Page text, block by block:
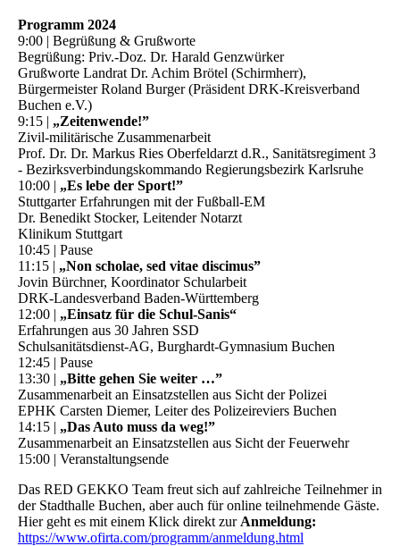
Programm 2024
9:00 | Begrüßung & Grußworte
Begrüßung: Priv.-Doz. Dr. Harald Genzwürker
Grußworte Landrat Dr. Achim Brötel (Schirmherr),
Bürgermeister Roland Burger (Präsident DRK-Kreisverband
Buchen e.V.)
9:15 | „Zeitenwende!”
Zivil-militärische Zusammenarbeit
Prof. Dr. Dr. Markus Ries Oberfeldarzt d.R., Sanitätsregiment 3
- Bezirksverbindungskommando Regierungsbezirk Karlsruhe
10:00 | „Es lebe der Sport!”
Stuttgarter Erfahrungen mit der Fußball-EM
Dr. Benedikt Stocker, Leitender Notarzt
Klinikum Stuttgart
10:45 | Pause
11:15 | „Non scholae, sed vitae discimus”
Jovin Bürchner, Koordinator Schularbeit
DRK-Landesverband Baden-Württemberg
12:00 | „Einsatz für die Schul-Sanis“
Erfahrungen aus 30 Jahren SSD
Schulsanitätsdienst-AG, Burghardt-Gymnasium Buchen
12:45 | Pause
13:30 | „Bitte gehen Sie weiter …”
Zusammenarbeit an Einsatzstellen aus Sicht der Polizei
EPHK Carsten Diemer, Leiter des Polizeireviers Buchen
14:15 | „Das Auto muss da weg!”
Zusammenarbeit an Einsatzstellen aus Sicht der Feuerwehr
15:00 | Veranstaltungsende
Das RED GEKKO Team freut sich auf zahlreiche Teilnehmer in
der Stadthalle Buchen, aber auch für online teilnehmende Gäste.
Hier geht es mit einem Klick direkt zur Anmeldung:
https://www.ofirta.com/programm/anmeldung.html